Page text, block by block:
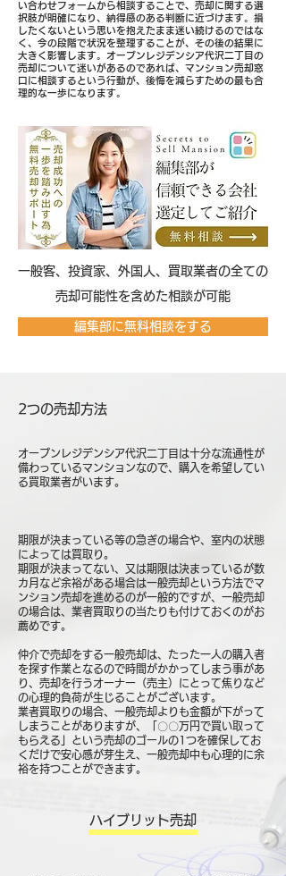
い合わせフォームから相談することで、売却に関する選
択肢が明確になり、納得感のある判断に近づけます。損
したくないという思いを抱えたまま迷い続けるのではな
く、今の段階で状況を整理することが、その後の結果に
大きく影響します。オープンレジデンシア代沢二丁目の
売却について迷いがあるのであれば、マンション売却窓
口に相談するという行動が、後悔を減らすための最も合
理的な一歩になります。
​一般客、投資家、外国人、買取業者の全ての
売却可能性を含めた相談が可能
編集部に無料相談をする
2つの売却方法
オープンレジデンシア代沢二丁目は十分な流通性が
備わっているマンションなので、購入を希望してい
る買取業者がいます。
期限が決まっている等の急ぎの場合や、室内の状態
によっては買取り。
期限が決まってない、又は期限は決まっているが数
カ月など余裕がある場合は一般売却という方法でマ
ンション売却を進めるのが一般的ですが、一般売却
の場合は、業者買取りの当たりも付けておくのがお
薦めです。
仲介で売却をする一般売却は、たった一人の購入者
を探す作業となるので時間がかかってしまう事があ
り、売却を行うオーナー（売主）にとって焦りなど
の心理的負荷が生じることがございます。
業者買取りの場合、一般売却よりも金額が下がって
しまうことがありますが、「〇〇万円で買い取って
もらえる」という売却のゴールの1つを確保してお
くだけで安心感が芽生え、一般売却中も心理的に余
裕を持つことができます。
ハイブリット売却